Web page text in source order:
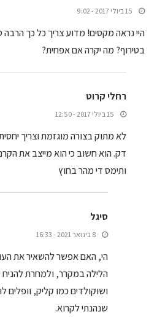
15 ביולי 2017 - 9:02
היי נראה מקסים! מדוע צריך כל כך
בטירוף? מה יקרה אם אפחית?
רחלי קרוט
15 ביולי 2017 - 12:50
לא מתוק בצורה מוגזמת וצריך
דק. הוא חשוב כי הוא מייצב את
ותימס די מהר בחוץ
סיגל
8 בינואר 2021 - 16:33
הי, האם אפשר להשאיר את
הלילה במקרר, ולמחרת להניח
ושוקולדים כמו קליק, וופלים
שנהנתי לקרוא.